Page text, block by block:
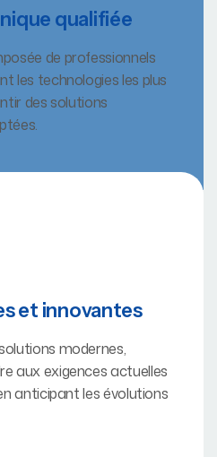
qualifiée
de professionnels
les technologies les plus
des solutions
et innovantes
modernes,
aux exigences actuelles
anticipant les évolutions